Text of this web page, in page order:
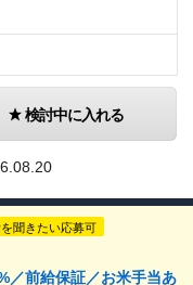
検討中に入れる
聞きたい応募可
／前給保証／お米手当あ